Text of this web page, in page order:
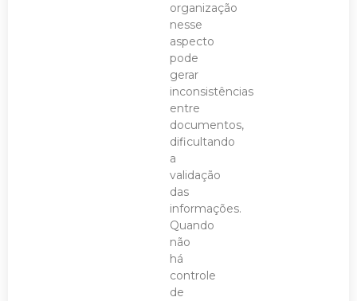
organização
nesse
aspecto
pode
gerar
inconsistências
entre
documentos,
dificultando
a
validação
das
informações.
Quando
não
há
controle
de